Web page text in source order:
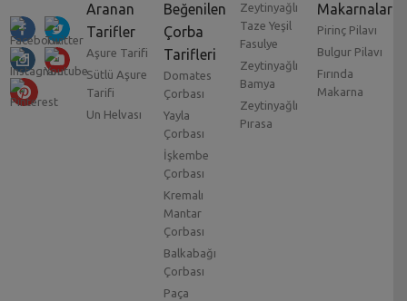
Aranan
Tarifler
Aşure Tarifi
Sütlü Aşure
Tarifi
Un Helvası
Beğenilen
Çorba
Tarifleri
Domates
Çorbası
Yayla
Çorbası
İşkembe
Çorbası
Kremalı
Mantar
Çorbası
Balkabağı
Çorbası
Paça
Zeytinyağlı
Taze Yeşil
Fasulye
Zeytinyağlı
Bamya
Zeytinyağlı
Pırasa
Makarnalar
Pirinç Pilavı
Bulgur Pilavı
Fırında
Makarna